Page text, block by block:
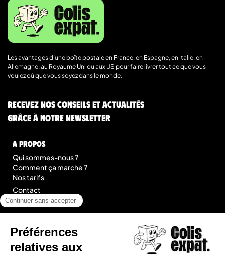
Les avantages d’une boîte postale en France, en Espagne, en Italie, en
Allemagne, au Royaume Uni ou aux US pour faire livrer tout ce que vous
voulez où que vous soyez dans le monde.
Recevez nos conseils et actualités
grâce à notre newsletter
A Propos
Qui sommes-nous ?
Comment ça marche ?
Nos tarifs
Contact
Blog
légal
Mentions légales
Conditions Générales de Prestation de Services